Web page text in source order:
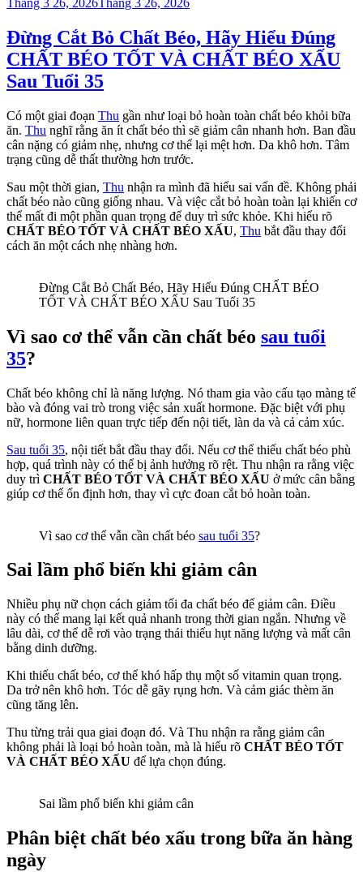
Đừng Cắt Bỏ Chất Béo, Hãy Hiểu Đúng
CHẤT BÉO TỐT VÀ CHẤT BÉO XẤU
Sau Tuổi 35
Có một giai đoạn Thu gần như loại bỏ hoàn toàn chất béo khỏi bữa
ăn. Thu nghĩ rằng ăn ít chất béo thì sẽ giảm cân nhanh hơn. Ban đầu
cân nặng có giảm nhẹ, nhưng cơ thể lại mệt hơn. Da khô hơn. Tâm
trạng cũng dễ thất thường hơn trước.
Sau một thời gian, Thu nhận ra mình đã hiểu sai vấn đề. Không phải
chất béo nào cũng giống nhau. Và việc cắt bỏ hoàn toàn lại khiến cơ
thể mất đi một phần quan trọng để duy trì sức khỏe. Khi hiểu rõ
CHẤT BÉO TỐT VÀ CHẤT BÉO XẤU, Thu bắt đầu thay đổi
cách ăn một cách nhẹ nhàng hơn.
Đừng Cắt Bỏ Chất Béo, Hãy Hiểu Đúng CHẤT BÉO
TỐT VÀ CHẤT BÉO XẤU Sau Tuổi 35
Vì sao cơ thể vẫn cần chất béo sau tuổi
35?
Chất béo không chỉ là năng lượng. Nó tham gia vào cấu tạo màng tế
bào và đóng vai trò trong việc sản xuất hormone. Đặc biệt với phụ
nữ, hormone liên quan trực tiếp đến nội tiết, làn da và cả cảm xúc.
Sau tuổi 35, nội tiết bắt đầu thay đổi. Nếu cơ thể thiếu chất béo phù
hợp, quá trình này có thể bị ảnh hưởng rõ rệt. Thu nhận ra rằng việc
duy trì CHẤT BÉO TỐT VÀ CHẤT BÉO XẤU ở mức cân bằng
giúp cơ thể ổn định hơn, thay vì cực đoan cắt bỏ hoàn toàn.
Vì sao cơ thể vẫn cần chất béo sau tuổi 35?
Sai lầm phổ biến khi giảm cân
Nhiều phụ nữ chọn cách giảm tối đa chất béo để giảm cân. Điều
này có thể mang lại kết quả nhanh trong thời gian ngắn. Nhưng về
lâu dài, cơ thể dễ rơi vào trạng thái thiếu hụt năng lượng và mất cân
bằng dinh dưỡng.
Khi thiếu chất béo, cơ thể khó hấp thụ một số vitamin quan trọng.
Da trở nên khô hơn. Tóc dễ gãy rụng hơn. Và cảm giác thèm ăn
cũng tăng lên.
Thu từng trải qua giai đoạn đó. Và Thu nhận ra rằng giảm cân
không phải là loại bỏ hoàn toàn, mà là hiểu rõ CHẤT BÉO TỐT
VÀ CHẤT BÉO XẤU để lựa chọn đúng.
Sai lầm phổ biến khi giảm cân
Phân biệt chất béo xấu trong bữa ăn hàng
ngày